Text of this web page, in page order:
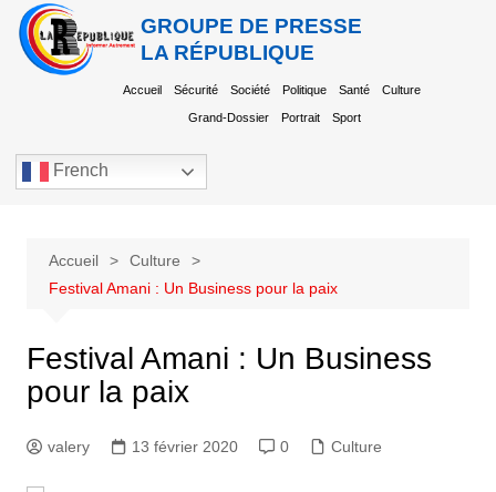
GROUPE DE PRESSE
LA RÉPUBLIQUE
Accueil Sécurité Société Politique Santé Culture
Grand-Dossier Portrait Sport
French
Accueil
Culture
Festival Amani : Un Business pour la paix
Festival Amani : Un Business
pour la paix
valery 13 février 2020 0 Culture